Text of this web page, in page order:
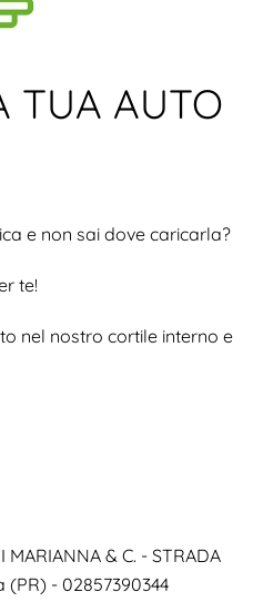
TUA AUTO
e non sai dove caricarla?
te!
nel nostro cortile interno e
MARIANNA & C. - STRADA
(PR) - 02857390344